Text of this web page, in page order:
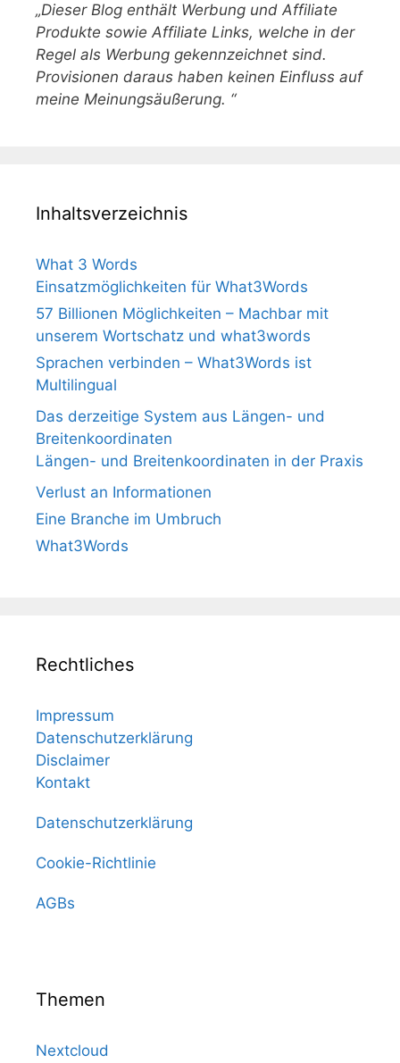
„Dieser Blog enthält Werbung und Affiliate
Produkte sowie Affiliate Links, welche in der
Regel als Werbung gekennzeichnet sind.
Provisionen daraus haben keinen Einfluss auf
meine Meinungsäußerung. “
Inhaltsverzeichnis
What 3 Words
Einsatzmöglichkeiten für What3Words
57 Billionen Möglichkeiten – Machbar mit
unserem Wortschatz und what3words
Sprachen verbinden – What3Words ist
Multilingual
Das derzeitige System aus Längen- und
Breitenkoordinaten
Längen- und Breitenkoordinaten in der Praxis
Verlust an Informationen
Eine Branche im Umbruch
What3Words
Rechtliches
Impressum
Datenschutzerklärung
Disclaimer
Kontakt
Datenschutzerklärung
Cookie-Richtlinie
AGBs
Themen
Nextcloud